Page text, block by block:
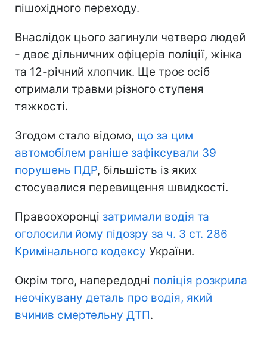
пішохідного переходу.
Внаслідок цього загинули четверо людей
- двоє дільничних офіцерів поліції, жінка
та 12-річний хлопчик. Ще троє осіб
отримали травми різного ступеня
тяжкості.
Згодом стало відомо, що за цим
автомобілем раніше зафіксували 39
порушень ПДР, більшість із яких
стосувалися перевищення швидкості.
Правоохоронці затримали водія та
оголосили йому підозру за ч. 3 ст. 286
Кримінального кодексу України.
Окрім того, напередодні поліція розкрила
неочікувану деталь про водія, який
вчинив смертельну ДТП.